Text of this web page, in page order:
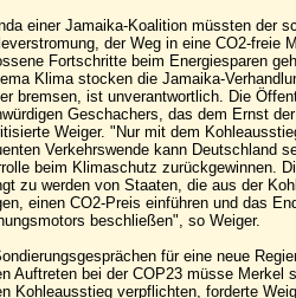
einer Jamaika-Koalition müssten der
der Weg in eine CO2-freie
Fortschritte beim Energiesparen
Klima stocken die Jamaika-
bremsen, ist unverantwortlich. Die
Geschachers, das dem Ernst
Weiger. "Nur mit dem
Verkehrswende kann Deutschland
beim Klimaschutz zurückgewinnen.
zu werden von Staaten, die aus der
einen CO2-Preis einführen und das
beschließen", so Weiger.
für eine neue
Auftreten bei der COP23 müsse Merkel
Kohleausstieg verpflichten, forderte